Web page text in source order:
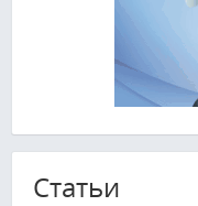
Cтатьи